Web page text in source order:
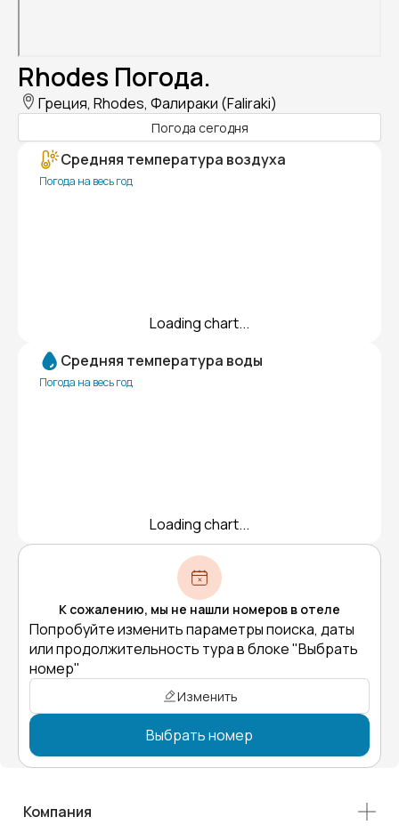
Rhodes Погода.
Греция, Rhodes, Фалираки (Faliraki)
Погода сегодня
Средняя температура воздуха
Погода на весь год
Loading chart...
Средняя температура воды
Погода на весь год
Loading chart...
К сожалению, мы не нашли номеров в отеле
Попробуйте изменить параметры поиска, даты
или продолжительность тура в блоке "Выбрать
номер"
Изменить
Выбрать номер
Компания